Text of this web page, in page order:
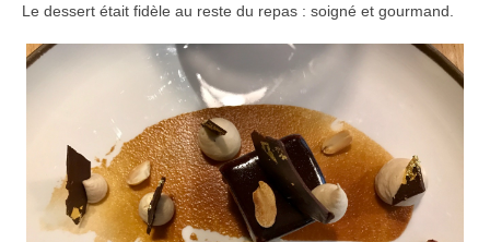
Le dessert était fidèle au reste du repas : soigné et gourmand.